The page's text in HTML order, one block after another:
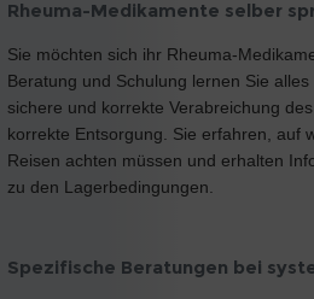
Rheuma-Medikamente selber
Sie möchten sich ihr Rheuma-
Beratung und Schulung lernen Sie
sichere und korrekte Verabreichung
korrekte Entsorgung. Sie erfahren, auf
Reisen achten müssen und erhalten
zu den Lagerbedingungen.
Spezifische Beratungen bei